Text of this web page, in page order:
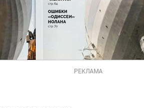
РЕКЛАМА